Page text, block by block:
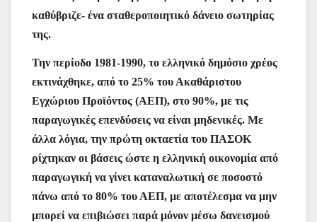
καθύβριζε- ένα σταθεροποιητικό δάνειο σωτηρίας
της.
Την περίοδο 1981-1990, το ελληνικό δημόσιο χρέος
εκτινάχθηκε, από το 25% του Ακαθάριστου
Εγχώριου Προϊόντος (ΑΕΠ), στο 90%, με τις
παραγωγικές επενδύσεις να είναι μηδενικές. Με
άλλα λόγια, την πρώτη οκταετία του ΠΑΣΟΚ
ρίχτηκαν οι βάσεις ώστε η ελληνική οικονομία από
παραγωγική να γίνει καταναλωτική σε ποσοστό
πάνω από το 80% του ΑΕΠ, με αποτέλεσμα να μην
μπορεί να επιβιώσει παρά μόνον μέσω δανεισμού